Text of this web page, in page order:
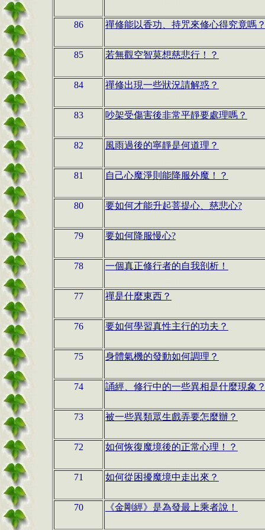
86 禪修能以香功、持咒來修心得究竟嗎
85 若無觀空智莫想慈悲行！？
84 禪修出現一些狀況請解惑？
83 吵架受傷害後非常平靜要處理嗎？
82 風雨過後的寧靜是何道理？
81 自己心魔淨則能降服外魔！？
80 要如何才能升起菩提心、慈悲心?
79 要如何降服慢心?
78 一個真正修行者的自我剖析！
77 禪是什麼東西？
76 要如何學習真性主行的功夫？
75 身體氣機的發動如何調理？
74 誦經、修行中的一些異相是什麼現象
73 被一些異類眾生戲弄要怎麼辦？
72 如何恢復魔境後的正常心理！？
71 如何從困擾魔境中走出來？
70 《金剛經》是為發最上乘者說！